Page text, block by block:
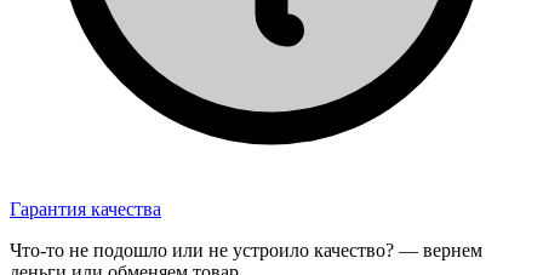
Гарантия качества
Что-то не подошло или не устроило качество? — вернем